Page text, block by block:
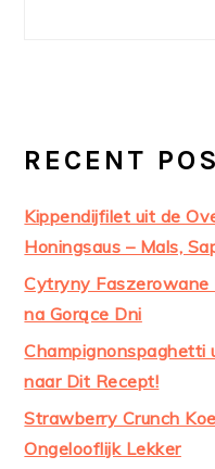
RECENT
Kippendijfilet uit de
Honingsaus – Mals,
Cytryny Faszerowane
na Gorące Dni
Champignonspaghetti
naar Dit Recept!
Strawberry Crunch
Ongelooflijk Lekker